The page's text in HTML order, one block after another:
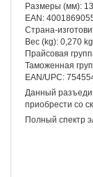
Размеры (мм):
EAN:
Страна-
Вес (kg): 0,270 kg
Прайсовая
Таможенная
EAN/UPC:
Данный
приобрести со
Полный спектр